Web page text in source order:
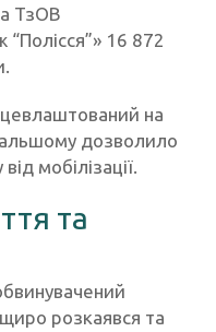
ТзОВ
“Полісся”» 16 872
на
дозволило
мобілізації.
та
розкаявся та